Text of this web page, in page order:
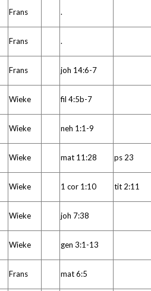
Frans .
Frans .
Frans joh 14:6-7
Wieke fil 4:5b-7
Wieke neh 1:1-9
Wieke mat 11:28 ps 23
Wieke 1 cor 1:10 tit 2:11
Wieke joh 7:38
Wieke gen 3:1-13
Frans mat 6:5